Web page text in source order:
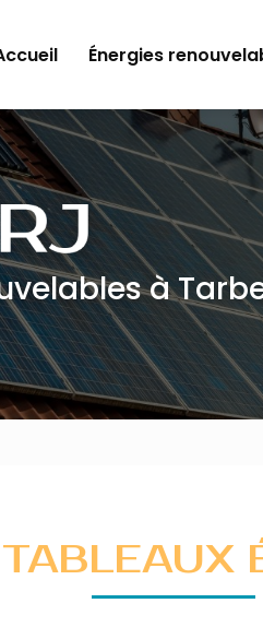
Énergies
à